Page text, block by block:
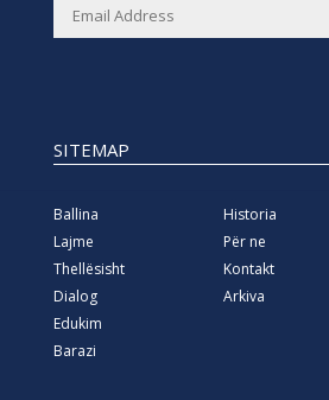
SITEMAP
Ballina
Lajme
Thellësisht
Dialog
Edukim
Barazi
Historia
Për ne
Kontakt
Arkiva